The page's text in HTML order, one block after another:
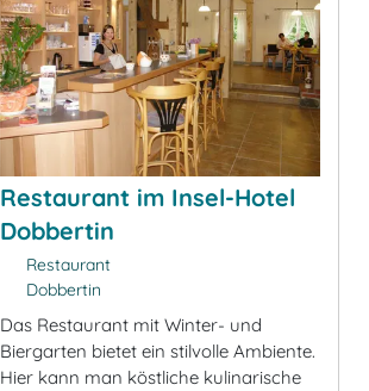
Restaurant im Insel-Hotel
Dobbertin
Restaurant
Dobbertin
Das Restaurant mit Winter- und
Biergarten bietet ein stilvolle Ambiente.
Hier kann man köstliche kulinarische